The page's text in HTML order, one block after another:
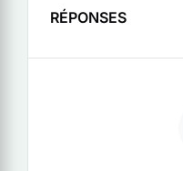
RÉPONSES